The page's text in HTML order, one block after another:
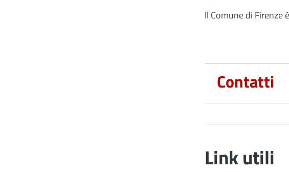
Il Comune di
Contatti
Link utili